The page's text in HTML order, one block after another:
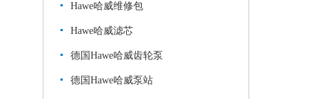
Hawe哈威维修包
Hawe哈威滤芯
德国Hawe哈威齿轮泵
德国Hawe哈威泵站